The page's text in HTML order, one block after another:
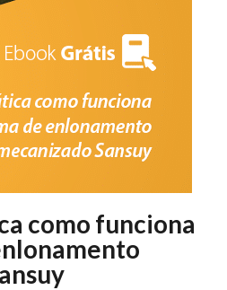
como funciona